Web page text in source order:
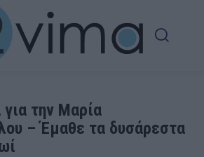
την Μαρία
– Έμαθε τα δυσάρεστα